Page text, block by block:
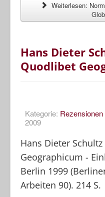
Weiterlesen:
Hans Dieter
Quodlibet
Kategorie: Rezensionen
2009
Hans Dieter
Geographicum -
Berlin 1999
Arbeiten 90). 214 S.